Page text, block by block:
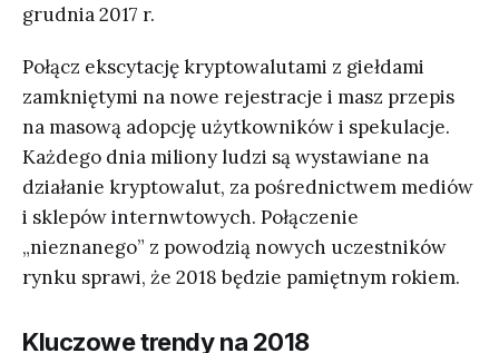
grudnia 2017 r.
Połącz ekscytację kryptowalutami z giełdami
zamkniętymi na nowe rejestracje i masz przepis
na masową adopcję użytkowników i spekulacje.
Każdego dnia miliony ludzi są wystawiane na
działanie kryptowalut, za pośrednictwem mediów
i sklepów internwtowych. Połączenie
„nieznanego” z powodzią nowych uczestników
rynku sprawi, że 2018 będzie pamiętnym rokiem.
Kluczowe trendy na 2018